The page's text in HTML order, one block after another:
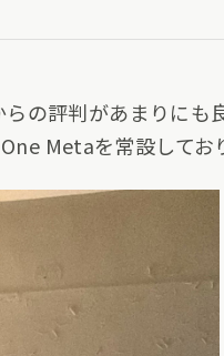
の評判があまりにも
Metaを常設してお